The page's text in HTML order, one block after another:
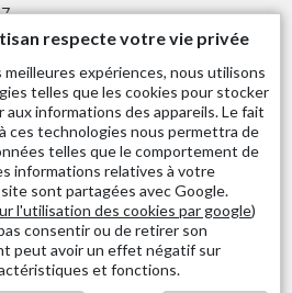
87
87
87
87
haie 87
cimetière 87
grillage et clôture 87
respecte votre vie privée
meilleures expériences, nous utilisons
telles que les cookies pour stocker
aux informations des appareils. Le fait
ces technologies nous permettra de
telles que le comportement de
informations relatives à votre
sont partagées avec Google.
l'utilisation des cookies par google)
consentir ou de retirer son
peut avoir un effet négatif sur
et fonctions.